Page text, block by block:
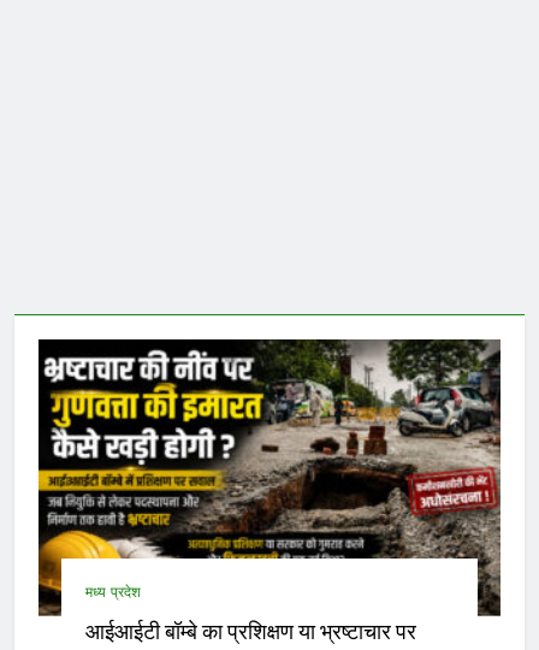
मध्य प्रदेश
आईआईटी बॉम्बे का प्रशिक्षण या भ्रष्टाचार पर